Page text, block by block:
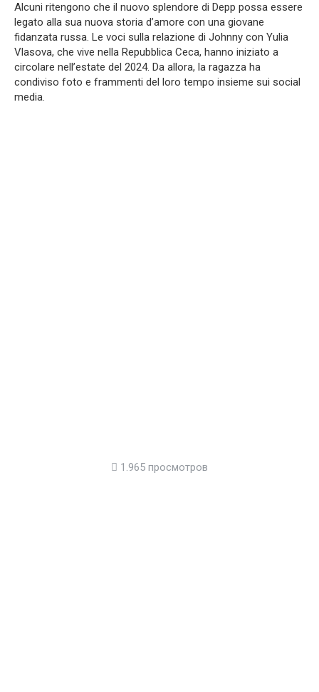
Alcuni ritengono che il nuovo splendore di Depp possa essere
legato alla sua nuova storia d’amore con una giovane
fidanzata russa. Le voci sulla relazione di Johnny con Yulia
Vlasova, che vive nella Repubblica Ceca, hanno iniziato a
circolare nell’estate del 2024. Da allora, la ragazza ha
condiviso foto e frammenti del loro tempo insieme sui social
media.
1.965 просмотров